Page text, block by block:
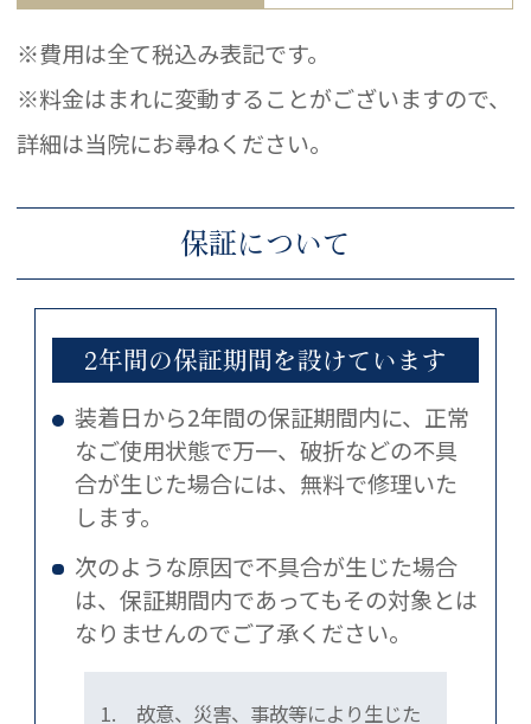
※費用は全て税込み表記です。
※料金はまれに変動することがございますので、
詳細は当院にお尋ねください。
保証について
2年間の保証期間を設けています
装着日から2年間の保証期間内に、正常
なご使用状態で万一、破折などの不具
合が生じた場合には、無料で修理いた
します。
次のような原因で不具合が生じた場合
は、保証期間内であってもその対象とは
なりませんのでご了承ください。
1. 故意、災害、事故等により生じた